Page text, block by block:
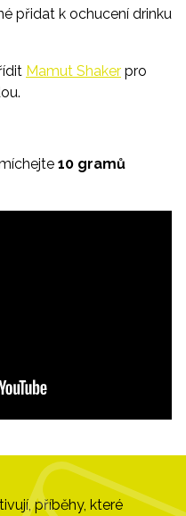
přidat k ochucení drinku
Mamut Shaker pro
10 gramů
příběhy, které